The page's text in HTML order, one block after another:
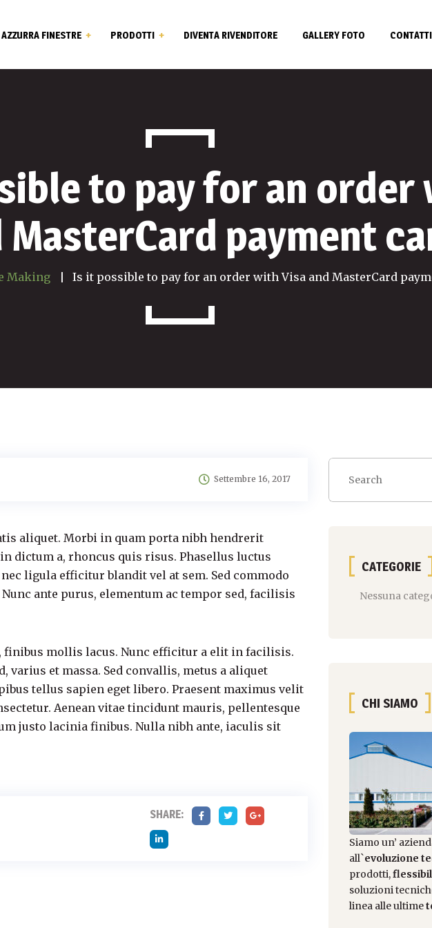
AZZURRA FINESTRE PRODOTTI
Elegant
Thermo Fibra 85
Open Max – Sistema
DIVENTA RIVENDITORE GALLERY FOTO CONTATTI
to pay for an order
MasterCard payment
Making Is it possible to pay for an order with Visa and MasterCard
Settembre 16, 2017
aliquet. Morbi in quam porta nibh hendrerit
dictum a, rhoncus quis risus. Phasellus luctus
ligula efficitur blandit vel at sem. Sed commodo
ante purus, elementum ac tempor sed, facilisis
finibus mollis lacus. Nunc efficitur a elit in facilisis.
varius et massa. Sed convallis, metus a aliquet
tellus sapien eget libero. Praesent maximus velit
Aenean vitae tincidunt mauris, pellentesque
justo lacinia finibus. Nulla nibh ante, iaculis sit
SHARE:
CATEGORIE
Nessuna
CHI SIAMO
Siamo un’
all`evoluzione
prodotti,
soluzioni
linea alle ultime